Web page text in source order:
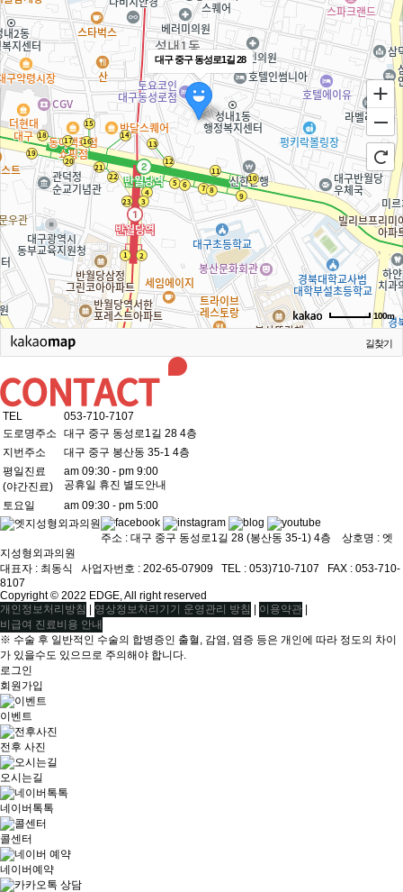
대구 중구 동성로1길 28
100m
길찾기
TEL
053-710-7107
도로명주소
대구 중구 동성로1길 28 4층
지번주소
대구 중구 봉산동 35-1 4층
평일진료
(야간진료)
am 09:30 - pm 9:00
공휴일 휴진 별도안내
토요일
am 09:30 - pm 5:00
주소 : 대구 중구 동성로1길 28 (봉산동 35-1) 4층 상호명 : 엣
지성형외과의원
대표자 : 최동식ㅤ 사업자번호 : 202-65-07909ㅤ TEL : 053)710-7107ㅤ FAX : 053-710-
8107
Copyright © 2022 EDGE, All right reserved
개인정보처리방침
영상정보처리기기 운영관리 방침 이용약관
비급여 진료비용 안내
※ 수술 후 일반적인 수술의 합병증인 출혈, 감염, 염증 등은 개인에 따라 정도의 차이
가 있을수도 있으므로 주의해야 합니다.
로그인
회원가입
이벤트
전후 사진
오시는길
네이버톡톡
콜센터
네이버예약